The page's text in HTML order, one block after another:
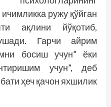
ружу қўйган
ақлини йўқотиб,
Гарчи айрим
босиш учун” ёки
учун”, деб
ҳеч қачон яхшилик